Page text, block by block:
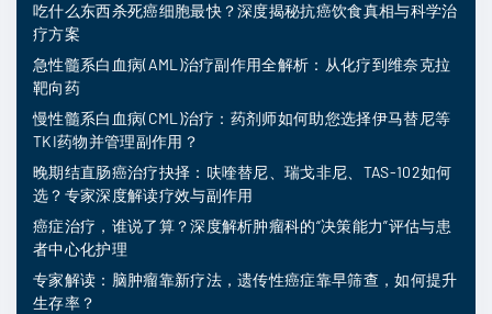
吃什么东西杀死癌细胞最快？深度揭秘抗癌饮食真相与科学治
疗方案
急性髓系白血病(AML)治疗副作用全解析：从化疗到维奈克拉
靶向药
慢性髓系白血病(CML)治疗：药剂师如何助您选择伊马替尼等
TKI药物并管理副作用？
晚期结直肠癌治疗抉择：呋喹替尼、瑞戈非尼、TAS-102如何
选？专家深度解读疗效与副作用
癌症治疗，谁说了算？深度解析肿瘤科的“决策能力”评估与患
者中心化护理
专家解读：脑肿瘤靠新疗法，遗传性癌症靠早筛查，如何提升
生存率？